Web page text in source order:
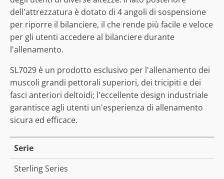
dell'attrezzatura è dotato di 4 angoli di sospensione
per riporre il bilanciere, il che rende più facile e veloce
per gli utenti accedere al bilanciere durante
l'allenamento.
SL7029 è un prodotto esclusivo per l'allenamento dei
muscoli grandi pettorali superiori, dei tricipiti e dei
fasci anteriori deltoidi; l'eccellente design industriale
garantisce agli utenti un'esperienza di allenamento
sicura ed efficace.
Serie
Sterling Series